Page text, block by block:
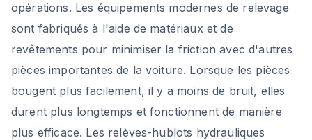
opérations. Les équipements modernes de relevage
sont fabriqués à l'aide de matériaux et de
revêtements pour minimiser la friction avec d'autres
pièces importantes de la voiture. Lorsque les pièces
bougent plus facilement, il y a moins de bruit, elles
durent plus longtemps et fonctionnent de manière
plus efficace. Les relèves-hublots hydrauliques